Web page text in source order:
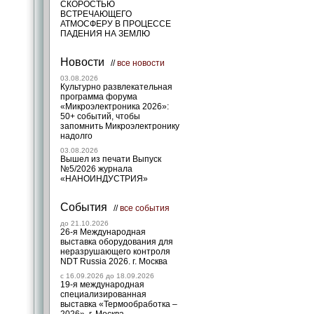
СКОРОСТЬЮ
ВСТРЕЧАЮЩЕГО
АТМОСФЕРУ В ПРОЦЕССЕ
ПАДЕНИЯ НА ЗЕМЛЮ
Новости //все новости
03.08.2026
Культурно развлекательная
программа форума
«Микроэлектроника 2026»:
50+ событий, чтобы
запомнить Микроэлектронику
надолго
03.08.2026
Вышел из печати Выпуск
№5/2026 журнала
«НАНОИНДУСТРИЯ»
События //все события
до 21.10.2026
26-я Международная
выставка оборудования для
неразрушающего контроля
NDT Russia 2026. г. Москва
c 16.09.2026 до 18.09.2026
19-я международная
специализированная
выставка «Термообработка –